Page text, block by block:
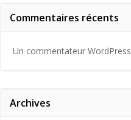
Commentaires récents
Un commentateur WordPress
Archives